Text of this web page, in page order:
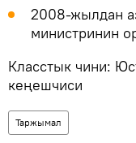
2008-жылдан
министринин
Класстык чини:
кеңешчиси
Таржымал